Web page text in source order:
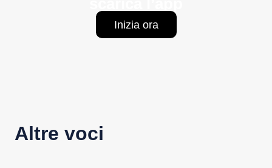
Inizia ora
Altre voci